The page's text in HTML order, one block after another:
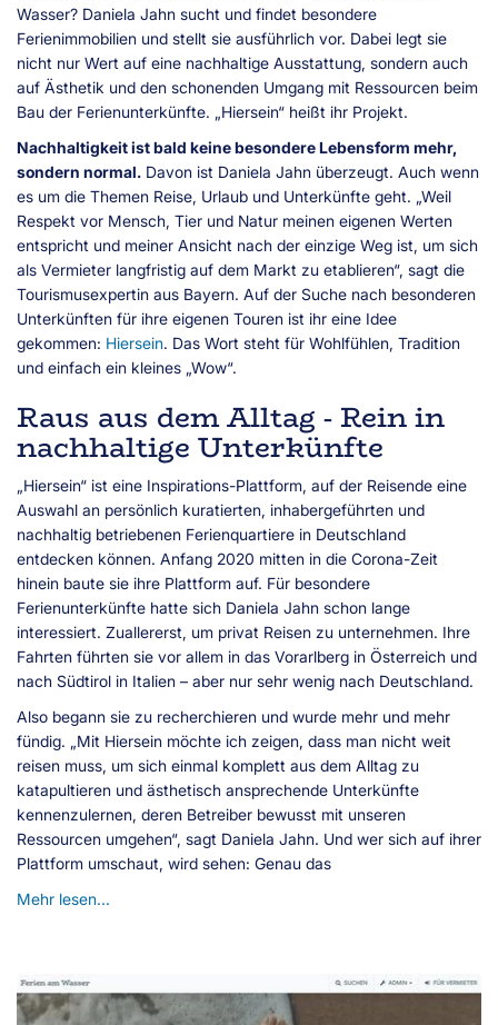
Wasser? Daniela Jahn sucht und findet besondere
Ferienimmobilien und stellt sie ausführlich vor. Dabei legt sie
nicht nur Wert auf eine nachhaltige Ausstattung, sondern auch
auf Ästhetik und den schonenden Umgang mit Ressourcen beim
Bau der Ferienunterkünfte. „Hiersein“ heißt ihr Projekt.
Nachhaltigkeit ist bald keine besondere Lebensform mehr,
sondern normal. Davon ist Daniela Jahn überzeugt. Auch wenn
es um die Themen Reise, Urlaub und Unterkünfte geht. „Weil
Respekt vor Mensch, Tier und Natur meinen eigenen Werten
entspricht und meiner Ansicht nach der einzige Weg ist, um sich
als Vermieter langfristig auf dem Markt zu etablieren“, sagt die
Tourismusexpertin aus Bayern. Auf der Suche nach besonderen
Unterkünften für ihre eigenen Touren ist ihr eine Idee
gekommen: Hiersein. Das Wort steht für Wohlfühlen, Tradition
und einfach ein kleines „Wow“.
Raus aus dem Alltag - Rein in
nachhaltige Unterkünfte
„Hiersein“ ist eine Inspirations-Plattform, auf der Reisende eine
Auswahl an persönlich kuratierten, inhabergeführten und
nachhaltig betriebenen Ferienquartiere in Deutschland
entdecken können. Anfang 2020 mitten in die Corona-Zeit
hinein baute sie ihre Plattform auf. Für besondere
Ferienunterkünfte hatte sich Daniela Jahn schon lange
interessiert. Zuallererst, um privat Reisen zu unternehmen. Ihre
Fahrten führten sie vor allem in das Vorarlberg in Österreich und
nach Südtirol in Italien – aber nur sehr wenig nach Deutschland.
Also begann sie zu recherchieren und wurde mehr und mehr
fündig. „Mit Hiersein möchte ich zeigen, dass man nicht weit
reisen muss, um sich einmal komplett aus dem Alltag zu
katapultieren und ästhetisch ansprechende Unterkünfte
kennenzulernen, deren Betreiber bewusst mit unseren
Ressourcen umgehen“, sagt Daniela Jahn. Und wer sich auf ihrer
Plattform umschaut, wird sehen: Genau das
Mehr lesen...